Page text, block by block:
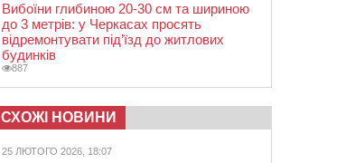
Вибоїни глибиною 20-30 см та шириною
до 3 метрів: у Черкасах просять
відремонтувати під’їзд до житлових
будинків
887
СХОЖІ НОВИНИ
25 ЛЮТОГО 2026, 18:07